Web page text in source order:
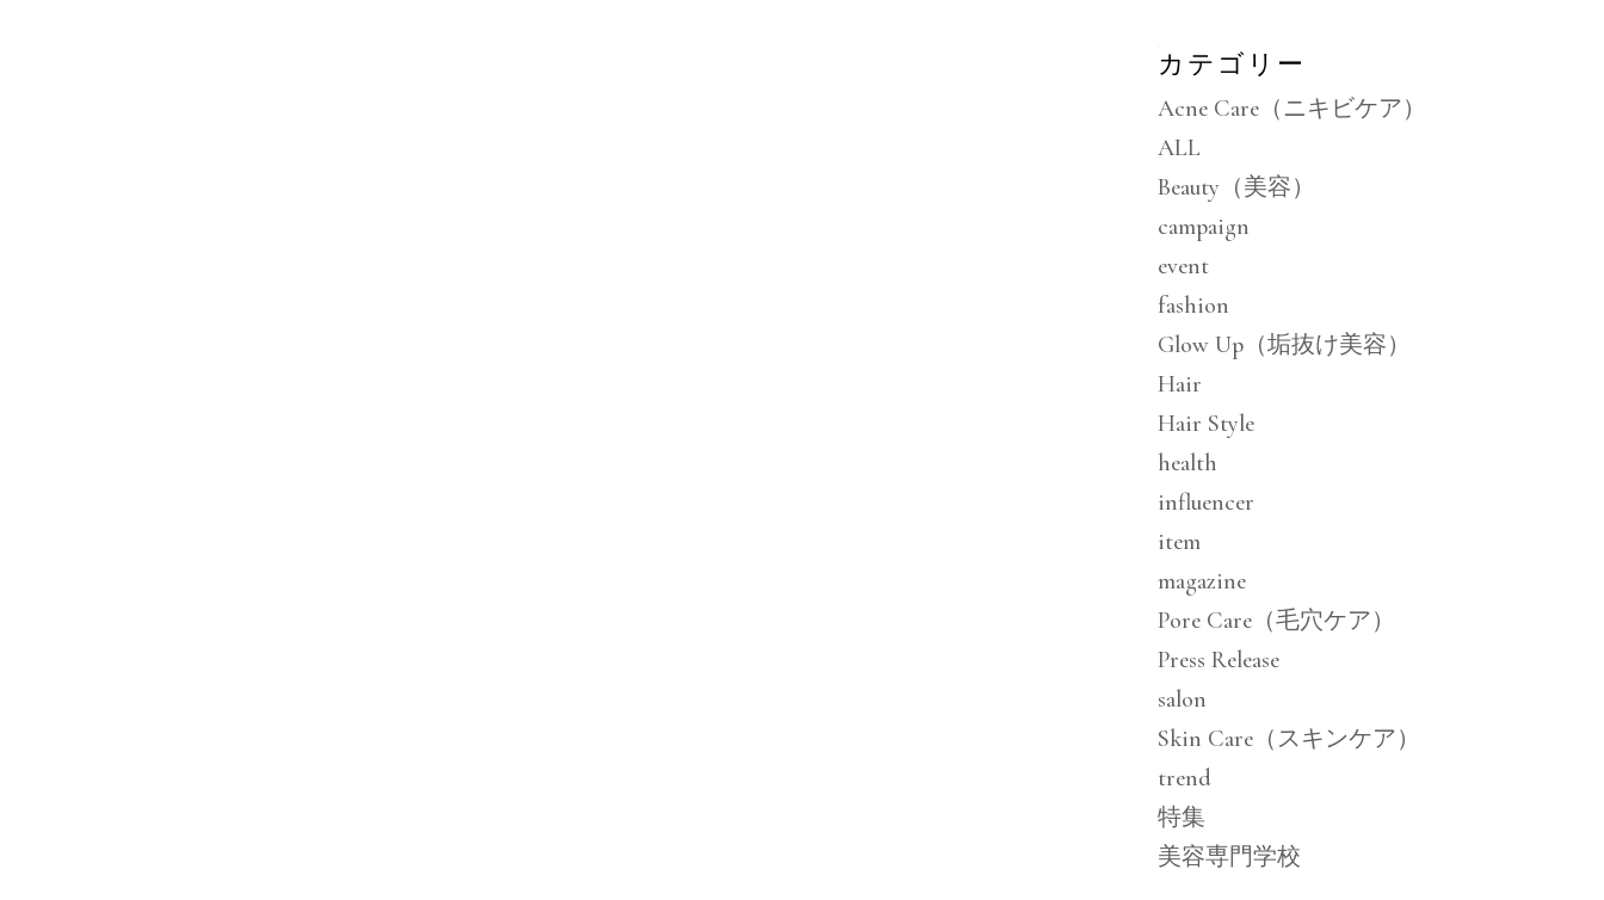
カテゴリー
Acne Care（ニキビケア）
ALL
Beauty（美容）
campaign
event
fashion
Glow Up（垢抜け美容）
Hair
Hair Style
health
influencer
item
magazine
Pore Care（毛穴ケア）
Press Release
salon
Skin Care（スキンケア）
trend
特集
美容専門学校